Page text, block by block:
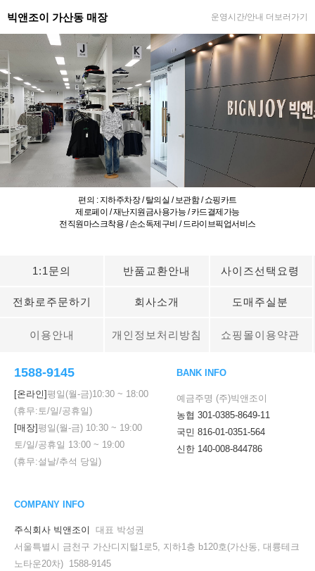
빅앤조이 가산동 매장 운영시간/안내 더보러가기
편의 : 지하주차장 / 탈의실 / 보관함 / 쇼핑카트
제로페이 / 재난지원금사용가능 / 카드결제가능
전직원마스크착용 / 손소독제구비 / 드라이브픽업서비스
1:1문의 반품교환안내 사이즈선택요령
전화로주문하기 회사소개 도매주실분
이용안내 개인정보처리방침 쇼핑몰이용약관
1588-9145
[온라인]평일(월-금)10:30 ~ 18:00
(휴무:토/일/공휴일)
[매장]평일(월-금) 10:30 ~ 19:00
토/일/공휴일 13:00 ~ 19:00
(휴무:설날/추석 당일)
BANK INFO
예금주명 (주)빅앤조이
농협 301-0385-8649-11
국민 816-01-0351-564
신한 140-008-844786
COMPANY INFO
주식회사 빅앤조이
대표 박성권
서울특별시 금천구 가산디지털1로5, 지하1층 b120호(가산동, 대륭테크
노타운20차) 1588-9145